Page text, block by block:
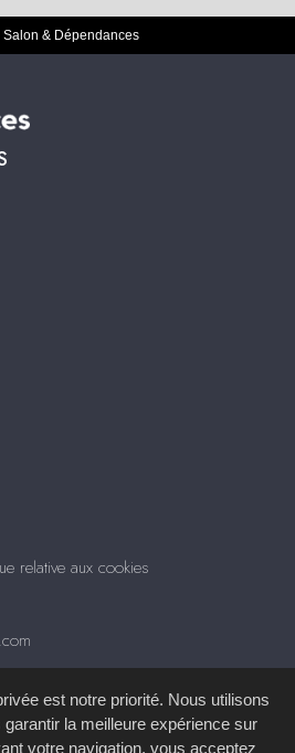
& Dépendances
relative aux cookies
est notre priorité. Nous utilisons
la meilleure expérience sur
votre navigation, vous acceptez